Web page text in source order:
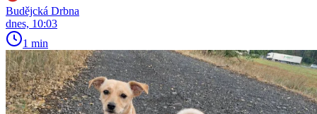
Budějcká Drbna
dnes, 10:03
1 min